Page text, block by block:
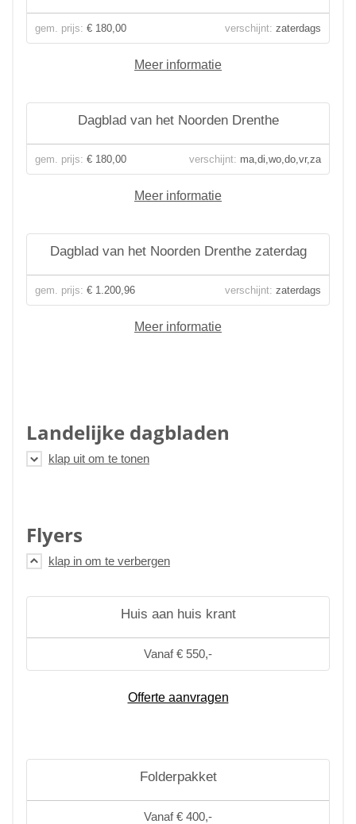
gem. prijs: € 180,00 verschijnt: zaterdags
Meer informatie
Dagblad van het Noorden Drenthe
gem. prijs: € 180,00 verschijnt: ma,di,wo,do,vr,za
Meer informatie
Dagblad van het Noorden Drenthe zaterdag
gem. prijs: € 1.200,96 verschijnt: zaterdags
Meer informatie
Landelijke dagbladen
Flyers
Huis aan huis krant
Vanaf € 550,-
Offerte aanvragen
Folderpakket
Vanaf € 400,-